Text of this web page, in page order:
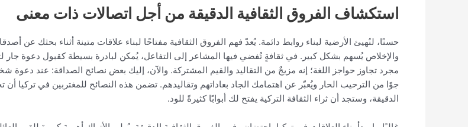
استكشاف الفروق الثقافية الدقيقة من أجل اتصالات ذات معنى
حسنًا، لنُهيئ الأرضية لبناء روابط دائمة. يُعدّ فهم الفروق الثقافية مفتاحًا لبناء علاقات متينة أثناء بحثك عن
والإخلاص يُسهم بشكل كبير. في ثقافةٍ تُفضي فيها المشاعر إلى التفاعل، يُمكن لبادرة بسيطة كقبول دعوة جار
مجرد تجاوز حواجز اللغة؛ إنه مزيجٌ من التقاليد والقيم المشتركة. والآن، إليك بعض نصائح الصداقة: عند
جوًا من الترحيب الحار ويُعبّر عن اهتمامك الجاد بعاداتهم وتقاليدهم. تضمن هذه النصائح للمغتربين في
الدقيقة، وستجد أن ثراء الثقافة التركية يفتح لك أبوابًا كثيرةً للود.